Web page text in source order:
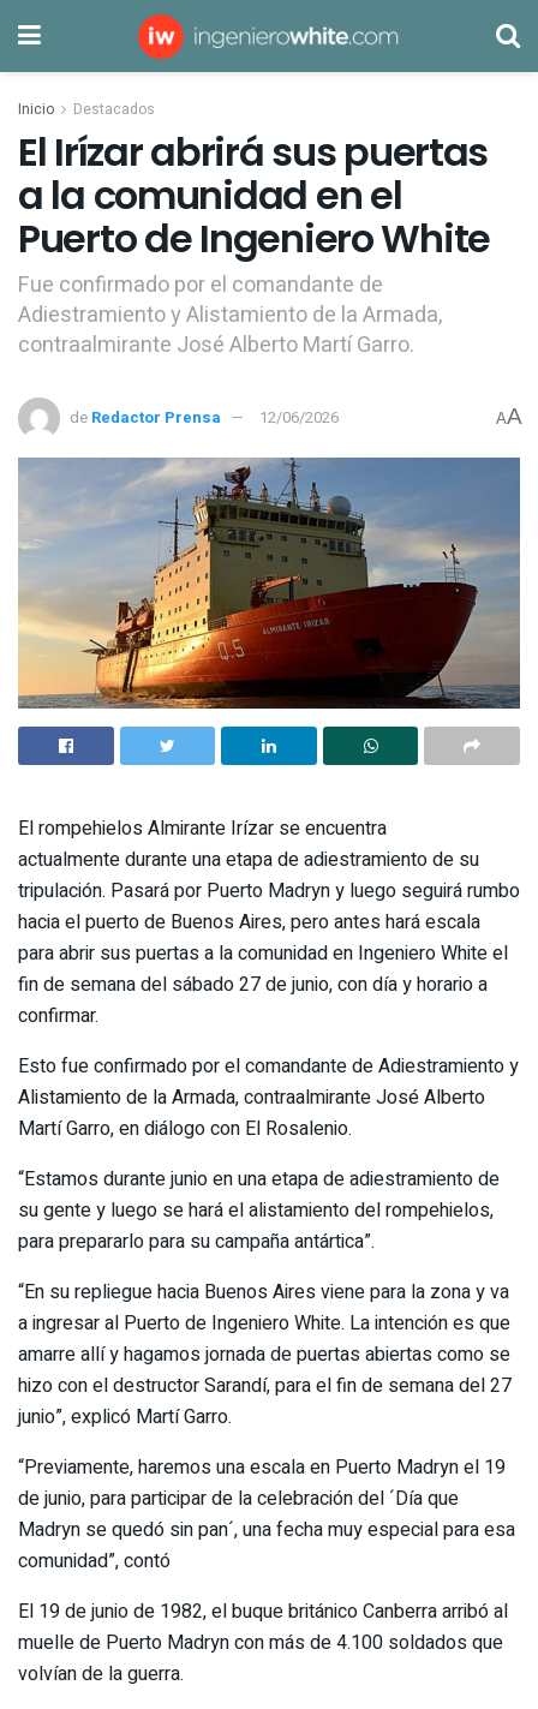
Inicio Destacados
El Irízar abrirá sus puertas
a la comunidad en el
Puerto de Ingeniero White
Fue confirmado por el comandante de
Adiestramiento y Alistamiento de la Armada,
contraalmirante José Alberto Martí Garro.
de Redactor Prensa 12/06/2026 AA
El rompehielos Almirante Irízar se encuentra
actualmente durante una etapa de adiestramiento de su
tripulación. Pasará por Puerto Madryn y luego seguirá rumbo
hacia el puerto de Buenos Aires, pero antes hará escala
para abrir sus puertas a la comunidad en Ingeniero White el
fin de semana del sábado 27 de junio, con día y horario a
confirmar.
Esto fue confirmado por el comandante de Adiestramiento y
Alistamiento de la Armada, contraalmirante José Alberto
Martí Garro, en diálogo con El Rosalenio.
“Estamos durante junio en una etapa de adiestramiento de
su gente y luego se hará el alistamiento del rompehielos,
para prepararlo para su campaña antártica”.
“En su repliegue hacia Buenos Aires viene para la zona y va
a ingresar al Puerto de Ingeniero White. La intención es que
amarre allí y hagamos jornada de puertas abiertas como se
hizo con el destructor Sarandí, para el fin de semana del 27
junio”, explicó Martí Garro.
“Previamente, haremos una escala en Puerto Madryn el 19
de junio, para participar de la celebración del ´Día que
Madryn se quedó sin pan´, una fecha muy especial para esa
comunidad”, contó
El 19 de junio de 1982, el buque británico Canberra arribó al
muelle de Puerto Madryn con más de 4.100 soldados que
volvían de la guerra.